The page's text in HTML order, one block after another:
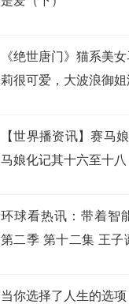
《绝世唐门》猫系美
莉很可爱，大波浪御
【世界播资讯】赛马
马娘化记其十六至十八
环球看热讯：带着智
第二季 第十二集 王子
当你选择了人生的选